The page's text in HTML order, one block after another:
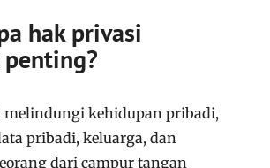
hak privasi
melindungi kehidupan pribadi,
pribadi, keluarga, dan
dari campur tangan